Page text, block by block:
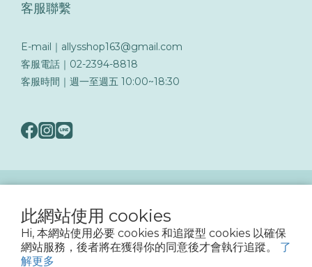
此網站使用 cookies
Hi, 本網站使用必要 cookies 和追蹤型 cookies 以確保
網站服務，後者將在獲得你的同意後才會執行追蹤。 了
解更多
客服聯繫
E-mail｜allysshop163@gmail.com
客服電話｜02-2394-8818
客服時間｜週一至週五 10:00~18:30
安全
2023 © Ally's Shop 曖麗嬰童用品